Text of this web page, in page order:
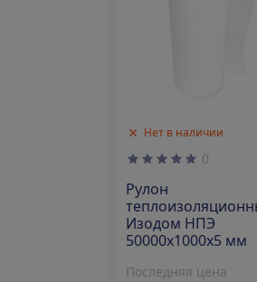
Нет в наличии
0
Рулон
Изодом НПЭ
50000х1000х5 мм
Последняя цена